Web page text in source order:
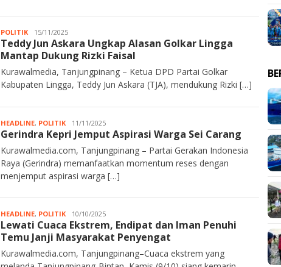
POLITIK Kurawalmedia
15/11/2025
Teddy Jun Askara Ungkap Alasan Golkar Lingga
Mantap Dukung Rizki Faisal
Kurawalmedia, Tanjungpinang – Ketua DPD Partai Golkar
Kabupaten Lingga, Teddy Jun Askara (TJA), mendukung Rizki […]
HEADLINE, POLITIK
Rahim
11/11/2025
Gerindra Kepri Jemput Aspirasi Warga Sei Carang
Kurawalmedia.com, Tanjungpinang – Partai Gerakan Indonesia
Raya (Gerindra) memanfaatkan momentum reses dengan
menjemput aspirasi warga […]
HEADLINE, POLITIK
Rahim
10/10/2025
Lewati Cuaca Ekstrem, Endipat dan Iman Penuhi
Temu Janji Masyarakat Penyengat
Kurawalmedia.com, Tanjungpinang–Cuaca ekstrem yang